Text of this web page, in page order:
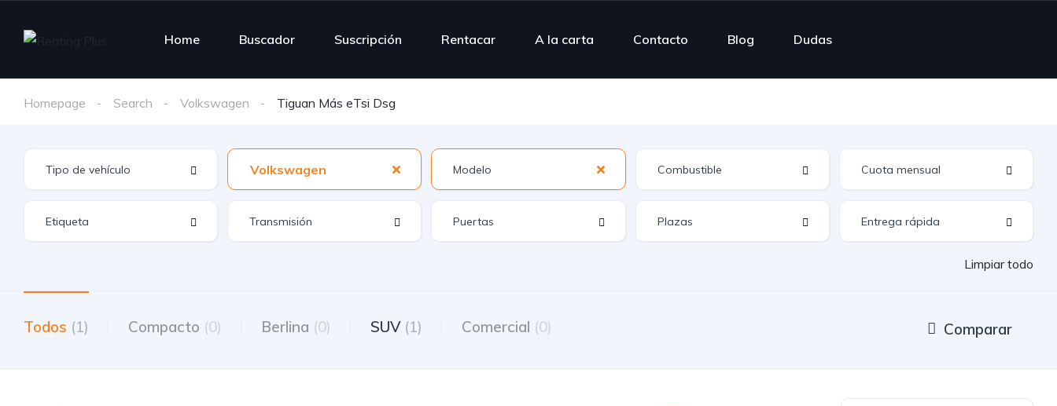
Home Buscador Suscripción Rentacar A la carta Contacto Blog Dudas
Homepage Search Volkswagen Tiguan Más eTsi Dsg
Volkswagen
Limpiar todo
Todos (1) Compacto (0) Berlina (0) SUV (1) Comercial (0) Comparar